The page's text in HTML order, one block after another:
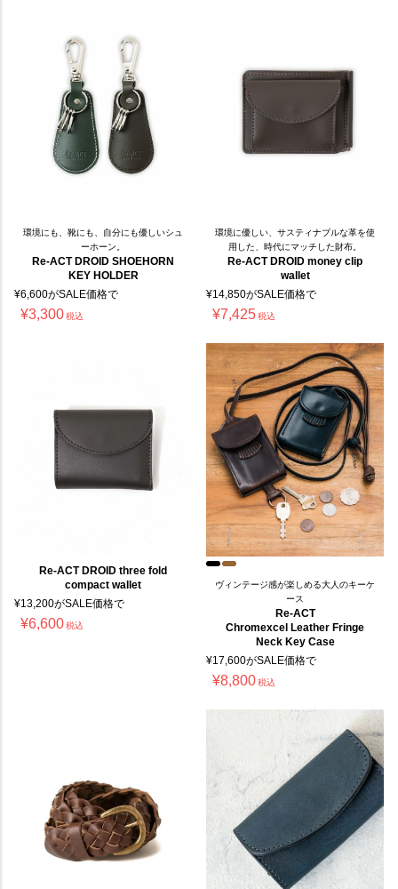
環境にも、靴にも、自分にも優しいシュ
ーホーン。
Re-ACT DROID SHOEHORN
KEY HOLDER
¥6,600がSALE価格で
¥3,300税込
環境に優しい、サスティナブルな革を使
用した、時代にマッチした財布。
Re-ACT DROID money clip
wallet
¥14,850がSALE価格で
¥7,425税込
Re-ACT DROID three fold
compact wallet
¥13,200がSALE価格で
¥6,600税込
ヴィンテージ感が楽しめる大人のキーケ
ース
Re-ACT
Chromexcel Leather Fringe
Neck Key Case
¥17,600がSALE価格で
¥8,800税込